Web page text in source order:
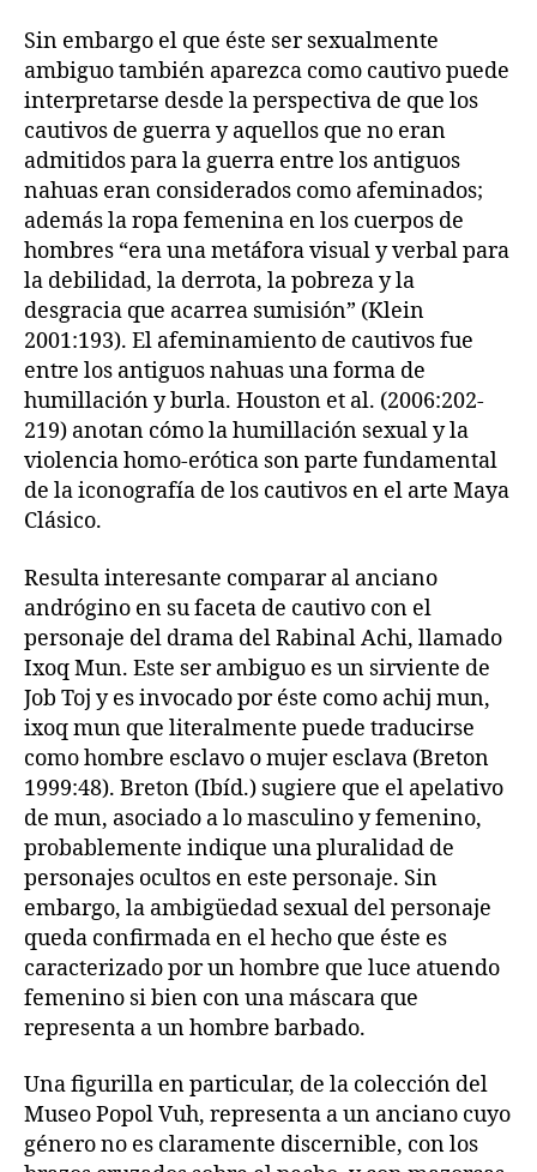
Sin embargo el que éste ser sexualmente
ambiguo también aparezca como cautivo puede
interpretarse desde la perspectiva de que los
cautivos de guerra y aquellos que no eran
admitidos para la guerra entre los antiguos
nahuas eran considerados como afeminados;
además la ropa femenina en los cuerpos de
hombres “era una metáfora visual y verbal para
la debilidad, la derrota, la pobreza y la
desgracia que acarrea sumisión” (Klein
2001:193). El afeminamiento de cautivos fue
entre los antiguos nahuas una forma de
humillación y burla. Houston et al. (2006:202-
219) anotan cómo la humillación sexual y la
violencia homo-erótica son parte fundamental
de la iconografía de los cautivos en el arte Maya
Clásico.
Resulta interesante comparar al anciano
andrógino en su faceta de cautivo con el
personaje del drama del Rabinal Achi, llamado
Ixoq Mun. Este ser ambiguo es un sirviente de
Job Toj y es invocado por éste como achij mun,
ixoq mun que literalmente puede traducirse
como hombre esclavo o mujer esclava (Breton
1999:48). Breton (Ibíd.) sugiere que el apelativo
de mun, asociado a lo masculino y femenino,
probablemente indique una pluralidad de
personajes ocultos en este personaje. Sin
embargo, la ambigüedad sexual del personaje
queda confirmada en el hecho que éste es
caracterizado por un hombre que luce atuendo
femenino si bien con una máscara que
representa a un hombre barbado.
Una figurilla en particular, de la colección del
Museo Popol Vuh, representa a un anciano cuyo
género no es claramente discernible, con los